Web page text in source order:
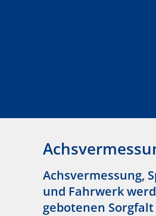
Achsvermessung,
und Fahrwerk
gebotenen